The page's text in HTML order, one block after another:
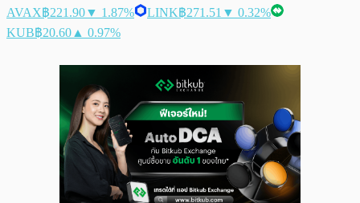
AVAX฿221.90▼ 1.87% LINK฿271.51 ▼ 0.32%
KUB฿20.60 ▲ 0.97%